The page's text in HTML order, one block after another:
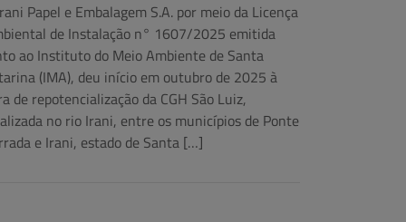
Papel e Embalagem S.A. por meio da Licença
de Instalação n° 1607/2025 emitida
ao Instituto do Meio Ambiente de Santa
(IMA), deu início em outubro de 2025 à
de repotencialização da CGH São Luiz,
no rio Irani, entre os municípios de Ponte
e Irani, estado de Santa […]